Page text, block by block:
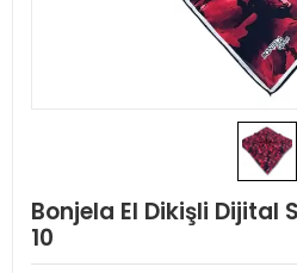
Bonjela El Dikişli
10